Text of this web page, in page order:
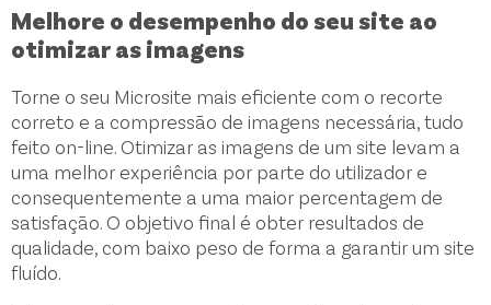
Melhore o desempenho do seu site ao
otimizar as imagens
Torne o seu Microsite mais eficiente com o recorte
correto e a compressão de imagens necessária, tudo
feito on-line. Otimizar as imagens de um site levam a
uma melhor experiência por parte do utilizador e
consequentemente a uma maior percentagem de
satisfação. O objetivo final é obter resultados de
qualidade, com baixo peso de forma a garantir um site
fluído.